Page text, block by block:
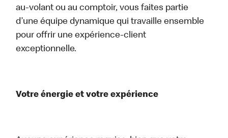
au-volant ou au comptoir, vous faites partie
d’une équipe dynamique qui travaille ensemble
pour offrir une expérience-client
exceptionnelle.
Votre énergie et votre expérience